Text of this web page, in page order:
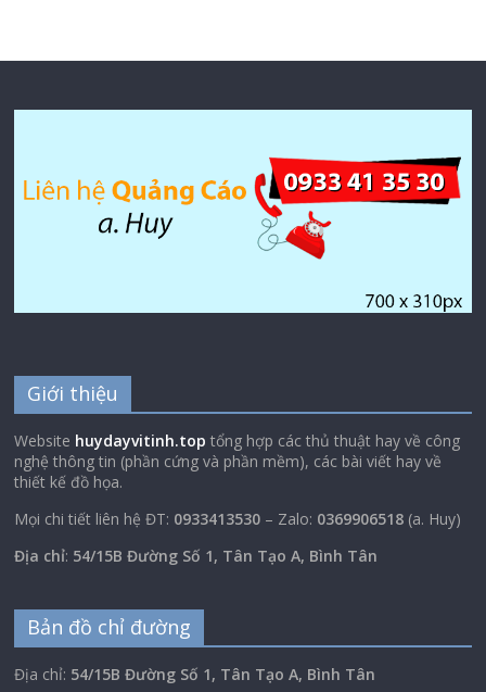
Giới thiệu
Website huydayvitinh.top tổng hợp các thủ thuật hay về công
nghệ thông tin (phần cứng và phần mềm), các bài viết hay về
thiết kế đồ họa.
Mọi chi tiết liên hệ ĐT: 0933413530 – Zalo: 0369906518 (a. Huy)
Địa chỉ: 54/15B Đường Số 1, Tân Tạo A, Bình Tân
Bản đồ chỉ đường
Địa chỉ: 54/15B Đường Số 1, Tân Tạo A, Bình Tân